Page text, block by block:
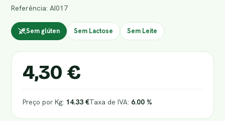
Referência: AI017
Sem glúten Sem Lactose Sem Leite
4,30 €
Preço por Kg: 14.33 €Taxa de IVA: 6.00 %